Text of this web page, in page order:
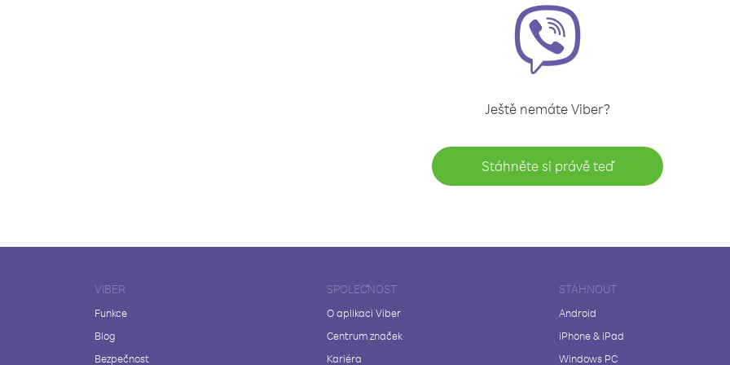
Ještě nemáte Viber?
Stáhněte si právě teď
VIBER
Funkce
Blog
Bezpečnost
SPOLEČNOST
O aplikaci Viber
Centrum značek
Kariéra
STÁHNOUT
Android
iPhone & iPad
Windows PC